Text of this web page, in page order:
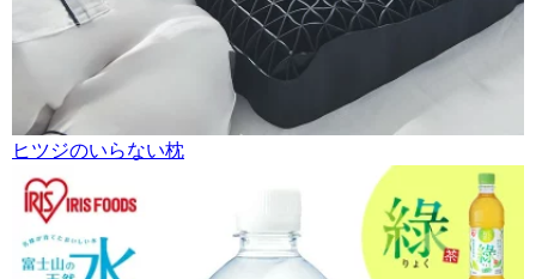
ヒツジのいらない枕